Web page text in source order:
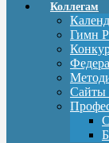
Коллегам
Гимн
Сайты